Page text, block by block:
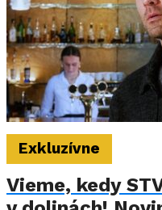
Exkluzívne
Vieme, kedy